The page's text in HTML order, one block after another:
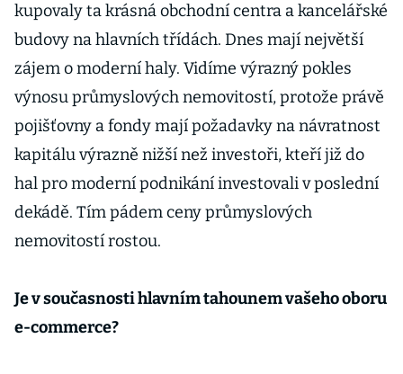
kupovaly ta krásná obchodní centra a kancelářské
budovy na hlavních třídách. Dnes mají největší
zájem o moderní haly. Vidíme výrazný pokles
výnosu průmyslových nemovitostí, protože právě
pojišťovny a fondy mají požadavky na návratnost
kapitálu výrazně nižší než investoři, kteří již do
hal pro moderní podnikání investovali v poslední
dekádě. Tím pádem ceny průmyslových
nemovitostí rostou.
Je v současnosti hlavním tahounem vašeho oboru
e-commerce?